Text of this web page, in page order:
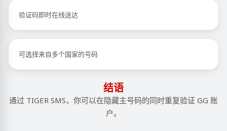
验证码即时在线送达
可选择来自多个国家的号码
结语
通过 TIGER SMS，你可以在隐藏主号码的同时重复验证 GG 账
户。